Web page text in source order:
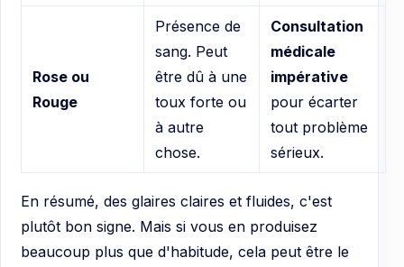
Rose ou
Rouge
Présence de
sang. Peut
être dû à une
toux forte ou
à autre
chose.
Consultation
médicale
impérative
pour écarter
tout problème
sérieux.
En résumé, des glaires claires et fluides, c'est
plutôt bon signe. Mais si vous en produisez
beaucoup plus que d'habitude, cela peut être le